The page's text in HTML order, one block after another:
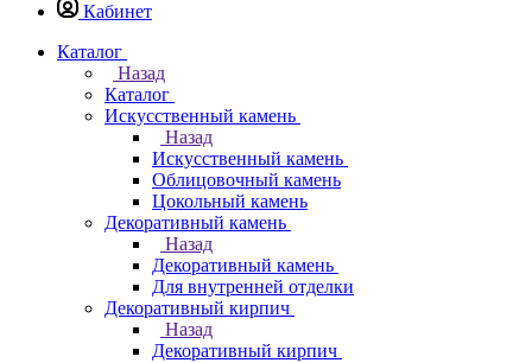
Кабинет
Каталог
Назад
Каталог
Искусственный камень
Назад
Искусственный камень
Облицовочный камень
Цокольный камень
Декоративный камень
Назад
Декоративный камень
Для внутренней отделки
Декоративный кирпич
Назад
Декоративный кирпич